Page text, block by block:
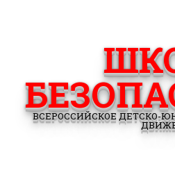
ВСЕРОССИЙСКОЕ ДЕТСКО-